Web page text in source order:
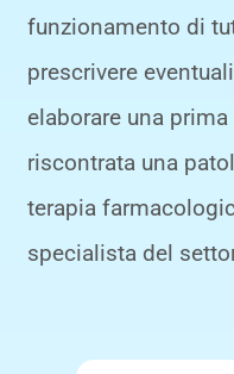
funzionamento di
prescrivere
elaborare una
riscontrata una
terapia
specialista del